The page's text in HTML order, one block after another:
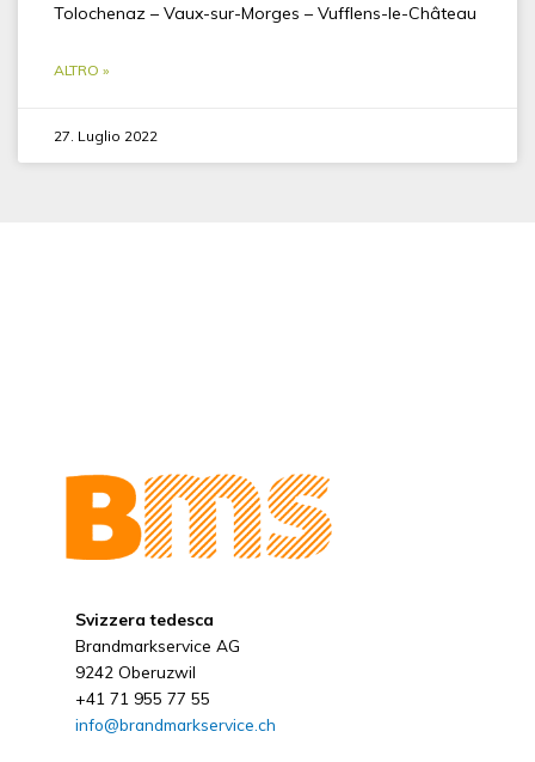
Tolochenaz – Vaux-sur-Morges – Vufflens-le-Château
ALTRO »
27. Luglio 2022
Svizzera tedesca
Brandmarkservice AG
9242 Oberuzwil
+41 71 955 77 55
info@brandmarkservice.ch